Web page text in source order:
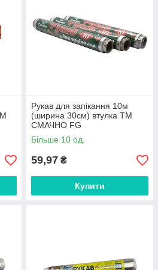
Рукав для запікання 10м
(ширина 30см) втулка ТМ
СМАЧНО FG
Більше 10 од.
59,97 ₴
Купити